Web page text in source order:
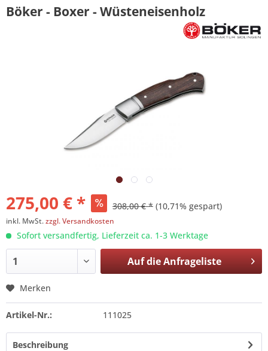
Böker - Boxer - Wüsteneisenholz
275,00 € * 308,00 € * (10,71% gespart)
inkl. MwSt.zzgl. Versandkosten
Sofort versandfertig, Lieferzeit ca. 1-3 Werktage
Auf dieAnfrageliste
Merken
Artikel-Nr.: 111025
Beschreibung